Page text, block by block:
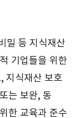
밀 등 지식재산
기업들을 위한
지식재산 보호
는 보완, 동
한 교육과 준수